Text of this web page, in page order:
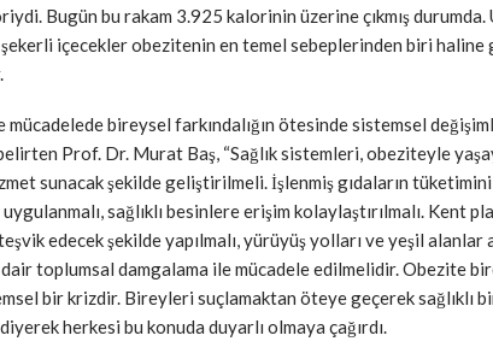
Bugün bu rakam 3.925 kalorinin üzerine çıkmış durumda.
içecekler obezitenin en temel sebeplerinden biri haline
bireysel farkındalığın ötesinde sistemsel
Prof. Dr. Murat Baş, “Sağlık sistemleri, obeziteyle
sunacak şekilde geliştirilmeli. İşlenmiş gıdaların
sağlıklı besinlere erişim kolaylaştırılmalı. Kent
edecek şekilde yapılmalı, yürüyüş yolları ve yeşil alanlar
toplumsal damgalama ile mücadele edilmelidir. Obezite
bir krizdir. Bireyleri suçlamaktan öteye geçerek sağlıklı
herkesi bu konuda duyarlı olmaya çağırdı.